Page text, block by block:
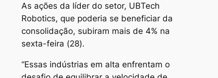
As ações da líder do setor, UBTech
Robotics, que poderia se beneficiar da
consolidação, subiram mais de 4% na
sexta-feira (28).
“Essas indústrias em alta enfrentam o